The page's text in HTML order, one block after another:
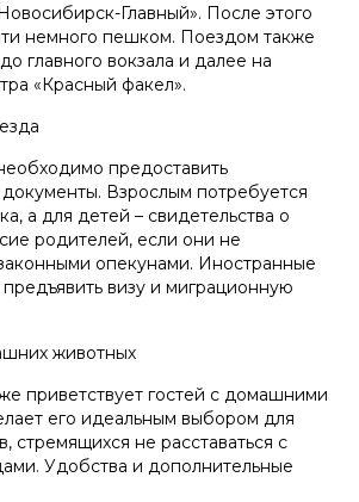
Главный». После этого
немного пешком. Поездом также
главного вокзала и далее на
«Красный факел».
предоставить
Взрослым потребуется
а для детей – свидетельства о
родителей, если они не
опекунами. Иностранные
визу и миграционную
животных
приветствует гостей с домашними
его идеальным выбором для
стремящихся не расставаться с
Удобства и дополнительные